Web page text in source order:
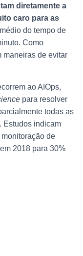
diretamente a
caro para as
do tempo de
Como
maneiras de evitar
ao AIOps,
para resolver
todas as
Estudos indicam
de
2018 para 30%